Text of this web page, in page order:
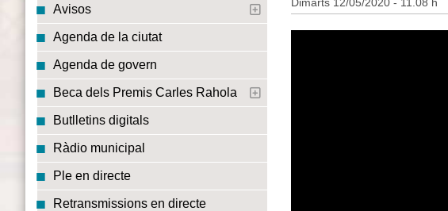
Avisos
Agenda de la ciutat
Agenda de govern
Beca dels Premis Carles Rahola
Butlletins digitals
Ràdio municipal
Ple en directe
Retransmissions en directe